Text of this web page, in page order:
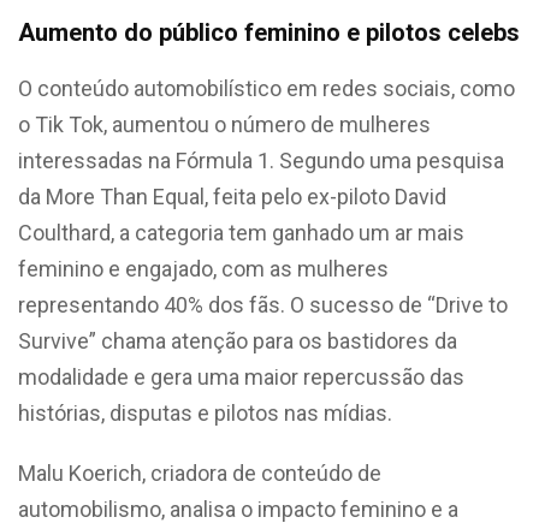
Aumento do público feminino e pilotos celebs
O conteúdo automobilístico em redes sociais, como
o Tik Tok, aumentou o número de mulheres
interessadas na Fórmula 1. Segundo uma pesquisa
da More Than Equal, feita pelo ex-piloto David
Coulthard, a categoria tem ganhado um ar mais
feminino e engajado, com as mulheres
representando 40% dos fãs. O sucesso de “Drive to
Survive” chama atenção para os bastidores da
modalidade e gera uma maior repercussão das
histórias, disputas e pilotos nas mídias.
Malu Koerich, criadora de conteúdo de
automobilismo, analisa o impacto feminino e a